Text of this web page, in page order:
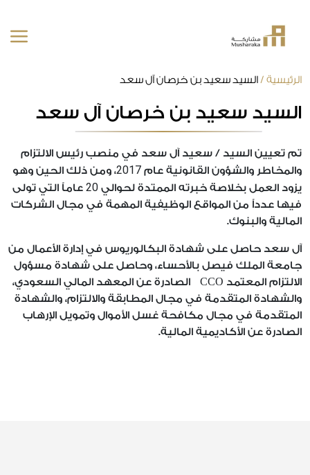
تخطى
المحتوى
الرئيسية /السيد سعيد بن خرصان آل سعد
السيد سعيد بن خرصان آل سعد
تم تعيين السيد / سعيد آل سعد في منصب رئيس الالتزام
والمخاطر والشؤون القانونية عام 2017، ومن ذلك الحين وهو
يزود العمل بخلاصة خبرته الممتدة لحوالي 20 عاماً التي تولى
فيها عدداً من المواقع الوظيفية المهمة في مجال الشركات
المالية والبنوك.
آل سعد حاصل على شهادة البكالوريوس في إدارة الأعمال من
جامعة الملك فيصل بالأحساء، وحاصل على شهادة مسؤول
الالتزام المعتمد CCO الصادرة عن المعهد المالي السعودي،
والشهادة المتقدمة في مجال المطابقة والالتزام، والشهادة
المتقدمة في مجال مكافحة غسل الأموال وتمويل الإرهاب
الصادرة عن الأكاديمية المالية.